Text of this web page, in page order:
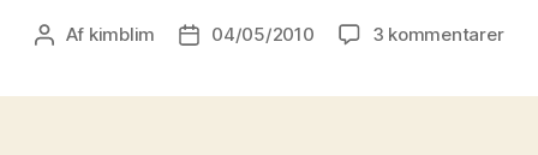
Indlægsforfatter
Af kimblim Indlægsdato
04/05/2010 3 kommentarertil